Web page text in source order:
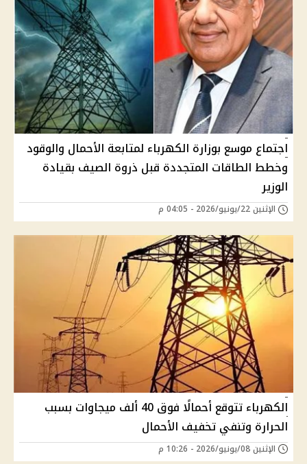
اجتماع موسع بوزارة الكهرباء لمتابعة الأحمال والوقود
وخطط الطاقات المتجددة قبل ذروة الصيف بقيادة
الوزير
الإثنين 22/يونيو/2026 - 04:05 م
الكهرباء تتوقع أحمالًا فوق 40 ألف ميجاوات بسبب
الحرارة وتنفي تخفيف الأحمال
الإثنين 08/يونيو/2026 - 10:26 م